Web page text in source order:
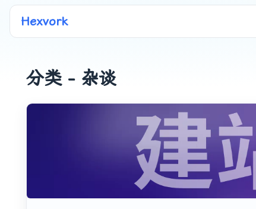
Hexvork
分类 - 杂谈